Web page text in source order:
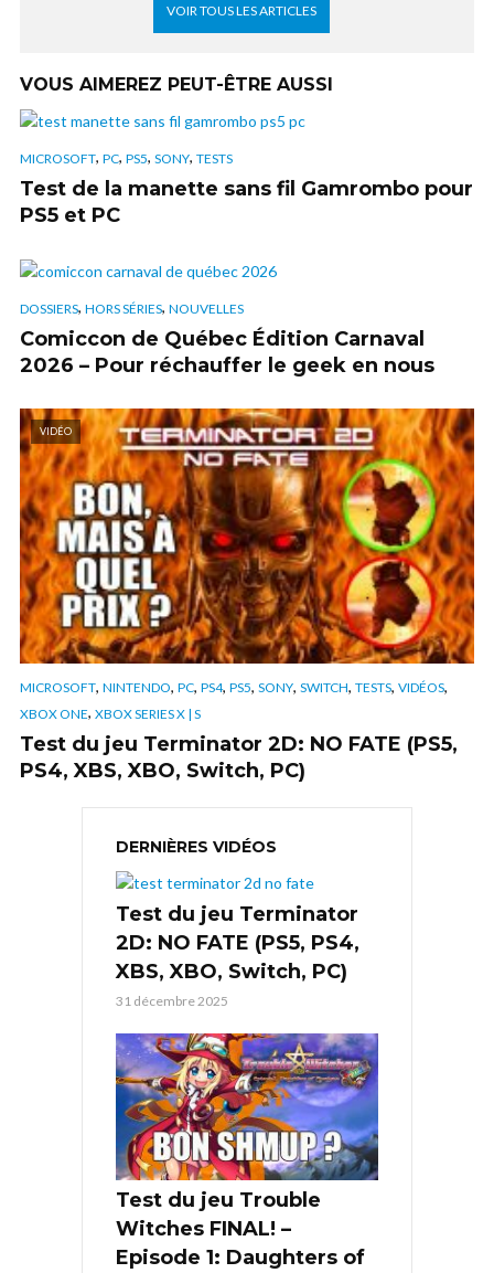
VOIR TOUS LES ARTICLES
VOUS AIMEREZ PEUT-ÊTRE AUSSI
MICROSOFT, PC, PS5, SONY, TESTS
Test de la manette sans fil Gamrombo pour
PS5 et PC
DOSSIERS, HORS SÉRIES, NOUVELLES
Comiccon de Québec Édition Carnaval
2026 – Pour réchauffer le geek en nous
VIDÉO
MICROSOFT, NINTENDO, PC, PS4, PS5, SONY, SWITCH, TESTS, VIDÉOS,
XBOX ONE, XBOX SERIES X | S
Test du jeu Terminator 2D: NO FATE (PS5,
PS4, XBS, XBO, Switch, PC)
DERNIÈRES VIDÉOS
Test du jeu Terminator
2D: NO FATE (PS5, PS4,
XBS, XBO, Switch, PC)
31 décembre 2025
Test du jeu Trouble
Witches FINAL! –
Episode 1: Daughters of